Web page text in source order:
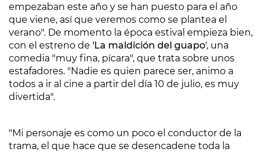
empezaban este año y se han puesto para el año
que viene, así que veremos como se plantea el
verano". De momento la época estival empieza bien,
con el estreno de 'La maldición del guapo', una
comedia "muy fina, pícara", que trata sobre unos
estafadores. "Nadie es quien parece ser, animo a
todos a ir al cine a partir del día 10 de julio, es muy
divertida".
"Mi personaje es como un poco el conductor de la
trama, el que hace que se desencadene toda la